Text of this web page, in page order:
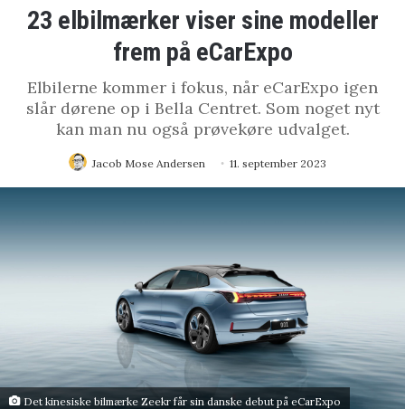
23 elbilmærker viser sine modeller
frem på eCarExpo
Elbilerne kommer i fokus, når eCarExpo igen
slår dørene op i Bella Centret. Som noget nyt
kan man nu også prøvekøre udvalget.
Jacob Mose Andersen 11. september 2023
Det kinesiske bilmærke Zeekr får sin danske debut på eCarExpo